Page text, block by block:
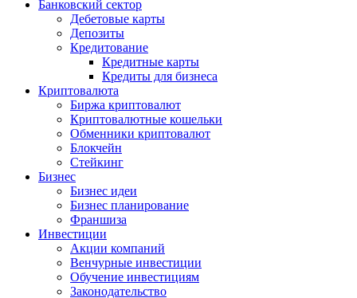
Банковский сектор
Дебетовые карты
Депозиты
Кредитование
Кредитные карты
Кредиты для бизнеса
Криптовалюта
Биржа криптовалют
Криптовалютные кошельки
Обменники криптовалют
Блокчейн
Стейкинг
Бизнес
Бизнес идеи
Бизнес планирование
Франшиза
Инвестиции
Акции компаний
Венчурные инвестиции
Обучение инвестициям
Законодательство